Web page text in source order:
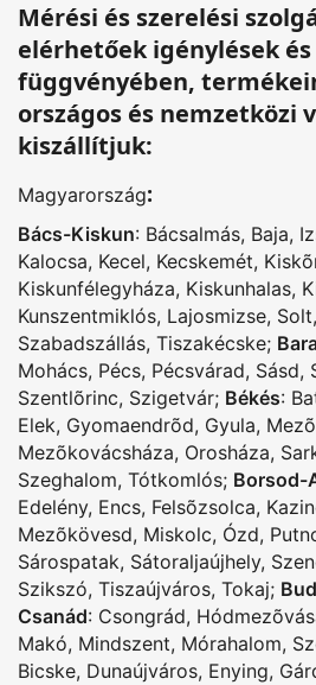
Mérési és szerelési
elérhetőek igénylések
függvényében,
országos és nemzetközi
kiszállítjuk:
Magyarország:
Bács-Kiskun: Bácsalmás, Baja,
Kalocsa, Kecel, Kecskemét,
Kiskunfélegyháza, Kiskunhalas,
Kunszentmiklós, Lajosmizse, Solt,
Szabadszállás, Tiszakécske;
Mohács, Pécs, Pécsvárad, Sásd,
Szentlõrinc, Szigetvár; Békés:
Elek, Gyomaendrõd, Gyula,
Mezõkovácsháza, Orosháza,
Szeghalom, Tótkomlós; Borsod-
Edelény, Encs, Felsõzsolca,
Mezõkövesd, Miskolc, Ózd,
Sárospatak, Sátoraljaújhely,
Szikszó, Tiszaújváros, Tokaj;
Csanád: Csongrád,
Makó, Mindszent, Mórahalom,
Bicske, Dunaújváros, Enying,